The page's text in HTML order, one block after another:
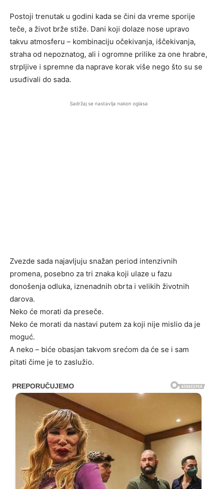
Postoji trenutak u godini kada se čini da vreme sporije
teče, a život brže stiže. Dani koji dolaze nose upravo
takvu atmosferu – kombinaciju očekivanja, iščekivanja,
straha od nepoznatog, ali i ogromne prilike za one hrabre,
strpljive i spremne da naprave korak više nego što su se
usuđivali do sada.
Sadržaj se nastavlja nakon oglasa
Zvezde sada najavljuju snažan period intenzivnih
promena, posebno za tri znaka koji ulaze u fazu
donošenja odluka, iznenadnih obrta i velikih životnih
darova.
Neko će morati da preseče.
Neko će morati da nastavi putem za koji nije mislio da je
moguć.
A neko – biće obasjan takvom srećom da će se i sam
pitati čime je to zaslužio.